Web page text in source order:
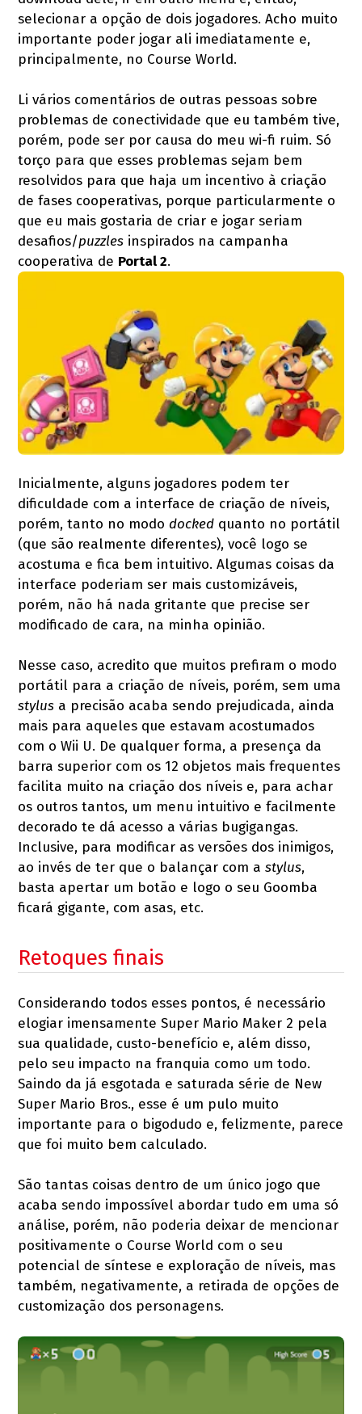
selecionar a opção de dois jogadores. Acho muito
importante poder jogar ali imediatamente e,
principalmente, no Course World.
Li vários comentários de outras pessoas sobre
problemas de conectividade que eu também tive,
porém, pode ser por causa do meu wi-fi ruim. Só
torço para que esses problemas sejam bem
resolvidos para que haja um incentivo à criação
de fases cooperativas, porque particularmente o
que eu mais gostaria de criar e jogar seriam
desafios/puzzles inspirados na campanha
cooperativa de Portal 2.
Inicialmente, alguns jogadores podem ter
dificuldade com a interface de criação de níveis,
porém, tanto no mododocked quanto no portátil
(que são realmente diferentes), você logo se
acostuma e fica bem intuitivo. Algumas coisas da
interface poderiam ser mais customizáveis,
porém, não há nada gritante que precise ser
modificado de cara, na minha opinião.
Nesse caso, acredito que muitos prefiram o modo
portátil para a criação de níveis, porém, sem uma
stylus a precisão acaba sendo prejudicada, ainda
mais para aqueles que estavam acostumados
com o Wii U. De qualquer forma, a presença da
barra superior com os 12 objetos mais frequentes
facilita muito na criação dos níveis e, para achar
os outros tantos, um menu intuitivo e facilmente
decorado te dá acesso a várias bugigangas.
Inclusive, para modificar as versões dos inimigos,
ao invés de ter que o balançar com astylus,
basta apertar um botão e logo o seu Goomba
ficará gigante, com asas, etc.
Retoques finais
Considerando todos esses pontos, é necessário
elogiar imensamente Super Mario Maker 2 pela
sua qualidade, custo-benefício e, além disso,
pelo seu impacto na franquia como um todo.
Saindo da já esgotada e saturada série de New
Super Mario Bros., esse é um pulo muito
importante para o bigodudo e, felizmente, parece
que foi muito bem calculado.
São tantas coisas dentro de um único jogo que
acaba sendo impossível abordar tudo em uma só
análise, porém, não poderia deixar de mencionar
positivamente o Course World com o seu
potencial de síntese e exploração de níveis, mas
também, negativamente, a retirada de opções de
customização dos personagens.